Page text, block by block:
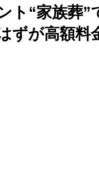
ト“家族葬”
ずが高額料